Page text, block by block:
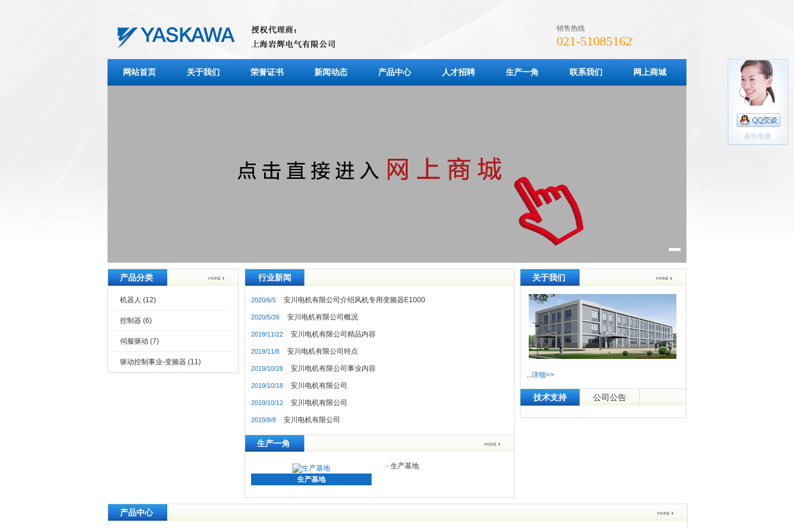
销售热线
021-51085162
网站首页 关于我们 荣誉证书 新闻动态 产品中心 人才招聘 生产一角 联系我们 网上商城
产品分类
机器人 (12)
控制器 (6)
伺服驱动 (7)
驱动控制事业-变频器 (11)
行业新闻
2020/6/5 安川电机有限公司介绍风机专用变频器E1000
2020/5/26 安川电机有限公司概况
2019/11/22 安川电机有限公司精品内容
2019/11/8 安川电机有限公司特点
2019/10/28 安川电机有限公司事业内容
2019/10/18 安川电机有限公司
2019/10/12 安川电机有限公司
2019/8/8 安川电机有限公司
生产一角
生产基地
· 生产基地
关于我们
...详细>>
技术支持 公司公告
产品中心